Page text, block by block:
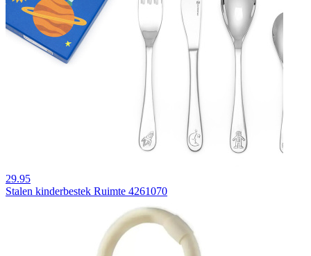
29.95
Stalen kinderbestek Ruimte 4261070